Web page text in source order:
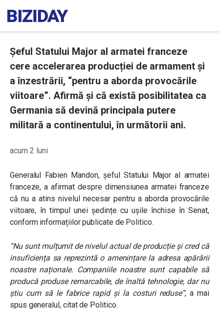
Șeful Statului Major al armatei franceze
cere accelerarea producției de armament și
a înzestrării, “pentru a aborda provocările
viitoare”. Afirmă și că există posibilitatea ca
Germania să devină principala putere
militară a continentului, în următorii ani.
acum 2 luni
Generalul Fabien Mandon, șeful Statului Major al armatei
franceze, a afirmat despre dimensiunea armatei franceze
că nu a atins nivelul necesar pentru a aborda provocările
viitoare, în timpul unei ședințe cu ușile închise în Senat,
conform informațiilor publicate de Politico.
“Nu sunt mulțumit de nivelul actual de producție și cred că
insuficiența sa reprezintă o amenințare la adresa apărării
noastre naționale. Companiile noastre sunt capabile să
producă produse remarcabile, de înaltă tehnologie, dar nu
știu cum să le fabrice rapid și la costuri reduse”, a mai
spus generalul, citat de Politico.